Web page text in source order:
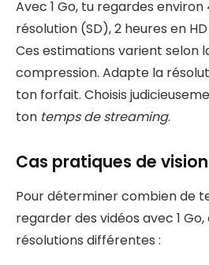
Avec 1 Go, tu regardes
résolution (SD), 2 heures en
Ces estimations varient selon
compression. Adapte la
ton forfait. Choisis
ton temps de streaming.
Cas pratiques de
Pour déterminer combien de
regarder des vidéos avec 1
résolutions différentes :